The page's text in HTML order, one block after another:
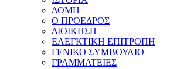
ΔΟΜΗ
Ο ΠΡΟΕΔΡΟΣ
ΔΙΟΙΚΗΣΗ
ΕΛΕΓΚΤΙΚΗ ΕΠΙΤΡΟΠΗ
ΓΕΝΙΚΟ ΣΥΜΒΟΥΛΙΟ
ΓΡΑΜΜΑΤΕΙΕΣ